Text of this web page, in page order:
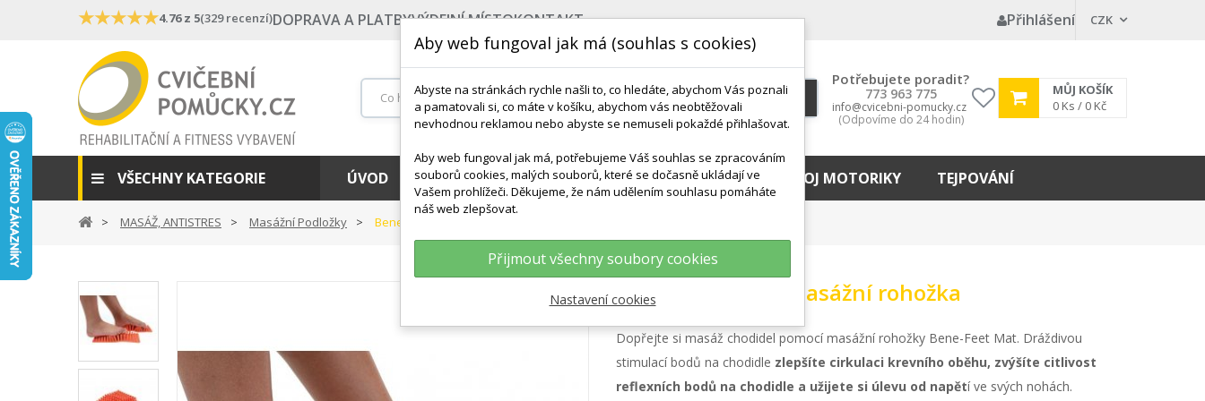
★★★★★4.76 z 5(329 recenzí)DOPRAVA A PLATBYVÝDEJNÍ MÍSTOKONTAKT Přihlášení CZK
Potřebujete poradit?
773 963 775
info@cvicebni-pomucky.cz
(Odpovíme do 24 hodin)
My
wishlist
MŮJ KOŠÍK
0 Ks / 0 Kč
VŠECHNY KATEGORIE ÚVOD NEJPRODÁVANĚJŠÍ POMŮCKY DO VODY ROZVOJ MOTORIKY TEJPOVÁNÍ
MASÁŽ, ANTISTRES Masážní Podložky Bene-Feet Mat - Masážní Rohožka
Bene-Feet Mat - masážní rohožka
Dopřejte si masáž chodidel pomocí masážní rohožky Bene-Feet Mat. Dráždivou
stimulací bodů na chodidle zlepšíte cirkulaci krevního oběhu, zvýšíte citlivost
reflexních bodů na chodidle a užijete si úlevu od napětí ve svých nohách.
Aby web fungoval jak má (souhlas s cookies)
Abyste na stránkách rychle našli to, co hledáte, abychom Vás poznali
a pamatovali si, co máte v košíku, abychom vás neobtěžovali
nevhodnou reklamou nebo abyste se nemuseli pokaždé přihlašovat.
Aby web fungoval jak má, potřebujeme Váš souhlas se zpracováním
souborů cookies, malých souborů, které se dočasně ukládají ve
Vašem prohlížeči. Děkujeme, že nám udělením souhlasu pomáháte
náš web zlepšovat.
Přijmout všechny soubory cookies
Nastavení cookies